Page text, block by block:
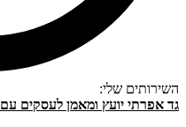
השירותים שלי:
גד אפרתי יועץ ומאמן לעסקים עם DNA להצלחה: